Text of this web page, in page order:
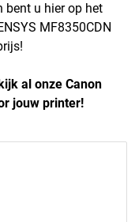
bent u hier op het
MF8350CDN
al onze Canon
jouw printer!